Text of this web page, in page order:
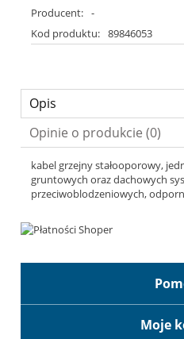
Producent: -
Kod produktu: 89846053
Opis
Opinie o produkcie (0)
kabel grzejny stałooporowy,
gruntowych oraz dachowych
przeciwoblodzeniowych,
Moje